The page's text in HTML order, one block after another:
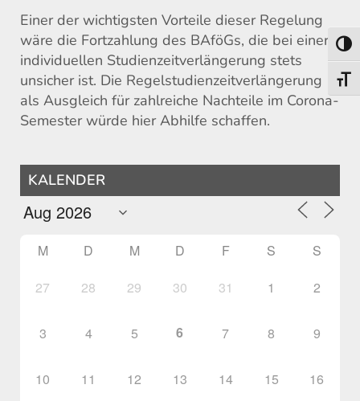
Einer der wichtigsten Vorteile dieser Regelung
wäre die Fortzahlung des BAföGs, die bei einer
individuellen Studienzeitverlängerung stets
unsicher ist. Die Regelstudienzeitverlängerung
als Ausgleich für zahlreiche Nachteile im Corona-
Semester würde hier Abhilfe schaffen.
KALENDER
M D M D F S S
27 28 29 30 31 1 2
3 4 5 6 7 8 9
10 11 12 13 14 15 16